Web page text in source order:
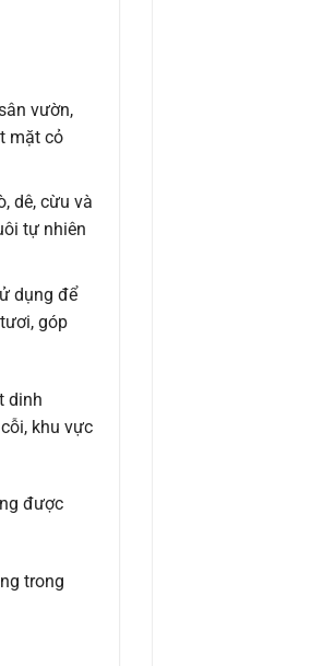
vườn,
mặt cỏ
dê, cừu và
tự nhiên
dụng để
góp
dinh
khu vực
được
trong